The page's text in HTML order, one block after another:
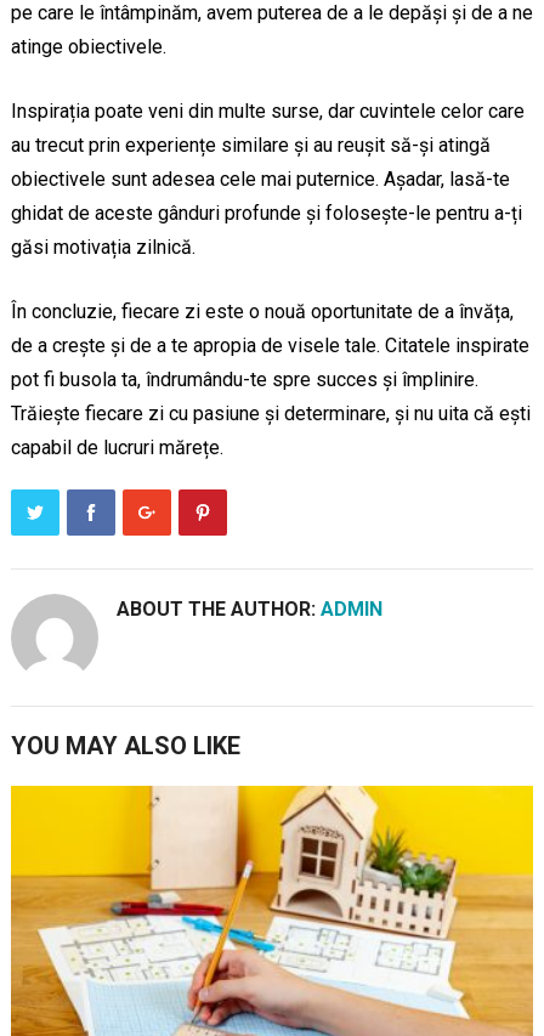
pe care le întâmpinăm, avem puterea de a le depăși și de a ne
atinge obiectivele.
Inspirația poate veni din multe surse, dar cuvintele celor care
au trecut prin experiențe similare și au reușit să-și atingă
obiectivele sunt adesea cele mai puternice. Așadar, lasă-te
ghidat de aceste gânduri profunde și folosește-le pentru a-ți
găsi motivația zilnică.
În concluzie, fiecare zi este o nouă oportunitate de a învăța,
de a crește și de a te apropia de visele tale. Citatele inspirate
pot fi busola ta, îndrumându-te spre succes și împlinire.
Trăiește fiecare zi cu pasiune și determinare, și nu uita că ești
capabil de lucruri mărețe.
ABOUT THE AUTHOR: ADMIN
YOU MAY ALSO LIKE